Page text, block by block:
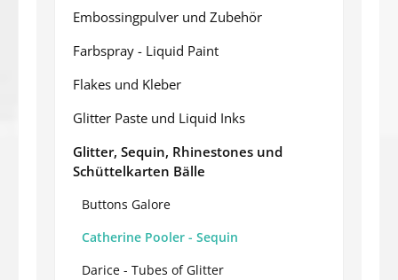
Embossingpulver und Zubehör
Farbspray - Liquid Paint
Flakes und Kleber
Glitter Paste und Liquid Inks
Glitter, Sequin, Rhinestones und
Schüttelkarten Bälle
Buttons Galore
Catherine Pooler - Sequin
Darice - Tubes of Glitter